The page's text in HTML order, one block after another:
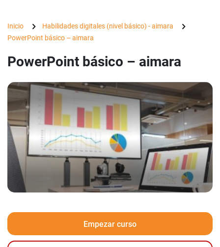
Inicio
Habilidades digitales (nivel básico) - aimara
PowerPoint básico – aimara
PowerPoint básico – aimara
Empezar curso